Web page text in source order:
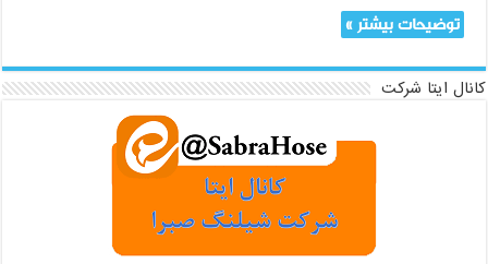
توضیحات بیشتر »
کانال ایتا شرکت